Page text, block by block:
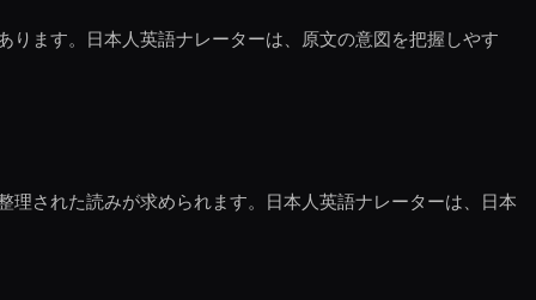
ます。日本人英語ナレーターは、原文の意図を把握しやす
された読みが求められます。日本人英語ナレーターは、日本